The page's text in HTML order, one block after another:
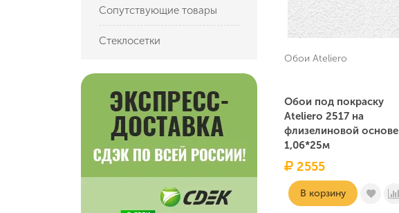
Сопутствующие товары
Стеклосетки
Обои Ateliero
Обои под покраску
Ateliero 2517 на
флизелиновой основе
1,06*25м
2555
В корзину